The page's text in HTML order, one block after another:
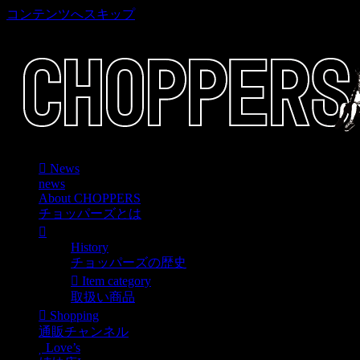
コンテンツへスキップ
News
news
About CHOPPERS
チョッパーズとは
History
チョッパーズの歴史
Item category
取扱い商品
Shopping
通販チャンネル
Love’s